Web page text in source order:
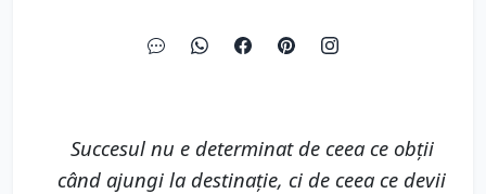
Succesul nu e determinat de ceea ce obții
când ajungi la destinație, ci de ceea ce devii